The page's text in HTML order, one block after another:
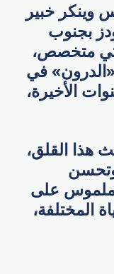
وينكر خبير
بجنوب
متخصص،
في
الأخيرة،
هذا القلق،
وتحسن
ملموس على
المختلفة،